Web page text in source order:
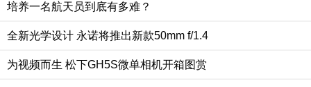
培养一名航天员到底有多难？
全新光学设计 永诺将推出新款50mm f/1.4
为视频而生 松下GH5S微单相机开箱图赏